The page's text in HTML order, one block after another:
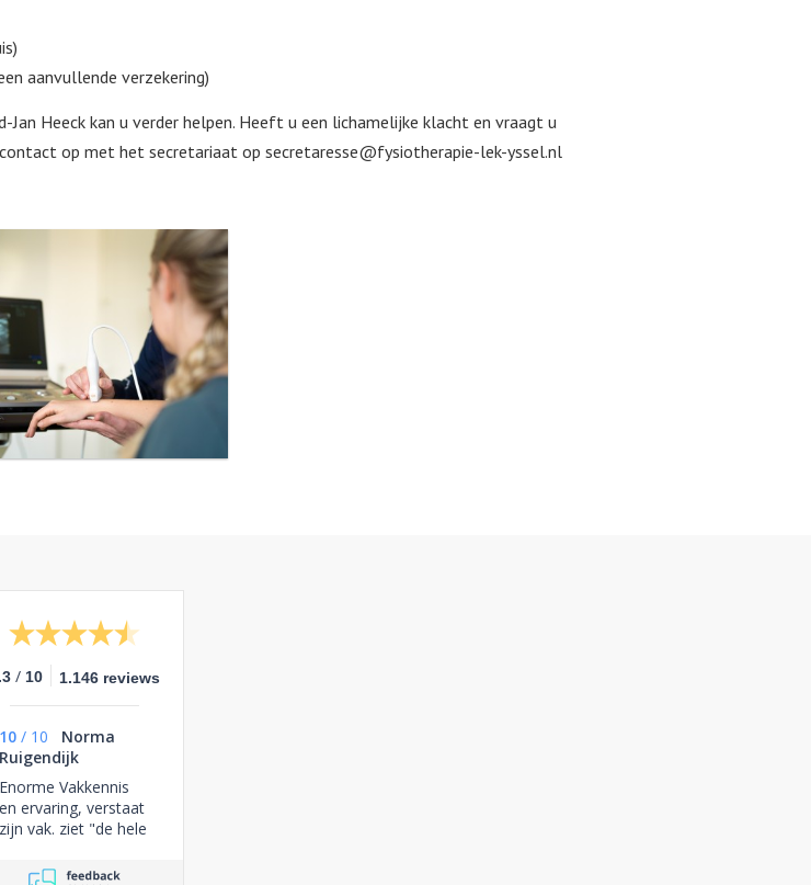
aanvullende verzekering)
Heeck kan u verder helpen. Heeft u een lichamelijke klacht en vraagt u
op met het secretariaat op secretaresse@fysiotherapie-lek-yssel.nl
/ 10 1.146 reviews
10 / 10
Norma
Ruigendijk
Enorme Vakkennis
en ervaring, verstaat
zijn vak. ziet "de hele
rekening mee, stelt